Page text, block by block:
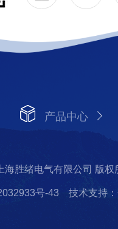
产品中心
海胜绪电气有限公司 版权
号-43 技术支持